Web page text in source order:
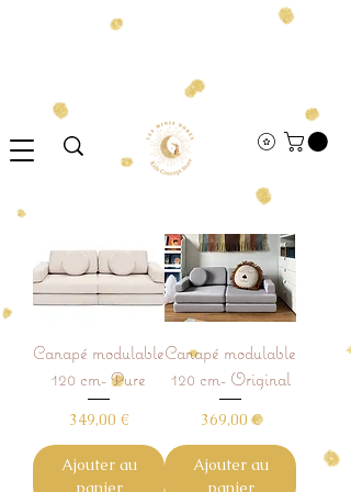
Canapé modulable
120 cm- Pure
Prix
349,00 €
Ajouter au
panier
Canapé modulable
120 cm- Original
Prix
369,00 €
Ajouter au
panier